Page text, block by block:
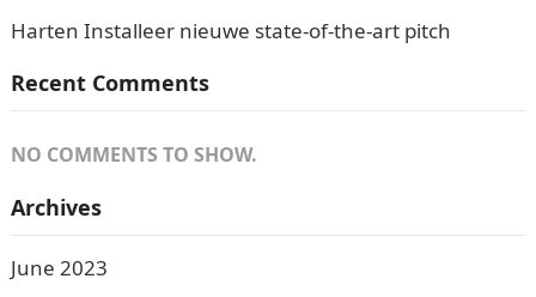
Harten Installeer nieuwe state-of-the-art pitch
Recent Comments
NO COMMENTS TO SHOW.
Archives
June 2023